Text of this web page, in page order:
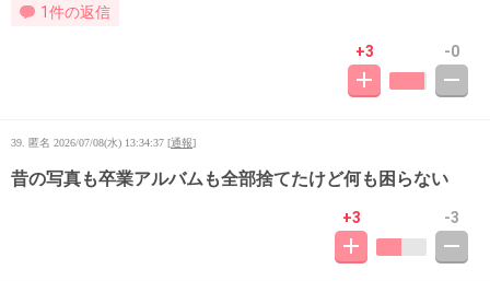
1件の返信
+3 -0
39. 匿名 2026/07/08(水) 13:34:37 [通報]
昔の写真も卒業アルバムも全部捨てたけど何も困らない
+3 -3